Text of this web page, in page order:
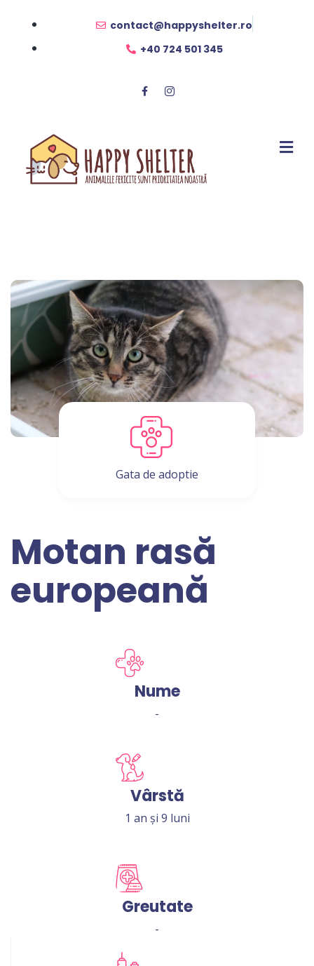
contact@happyshelter.ro
+40 724 501 345
Gata de adoptie
Motan rasă
europeană
Nume
-
Vârstă
1 an și 9 luni
Greutate
-